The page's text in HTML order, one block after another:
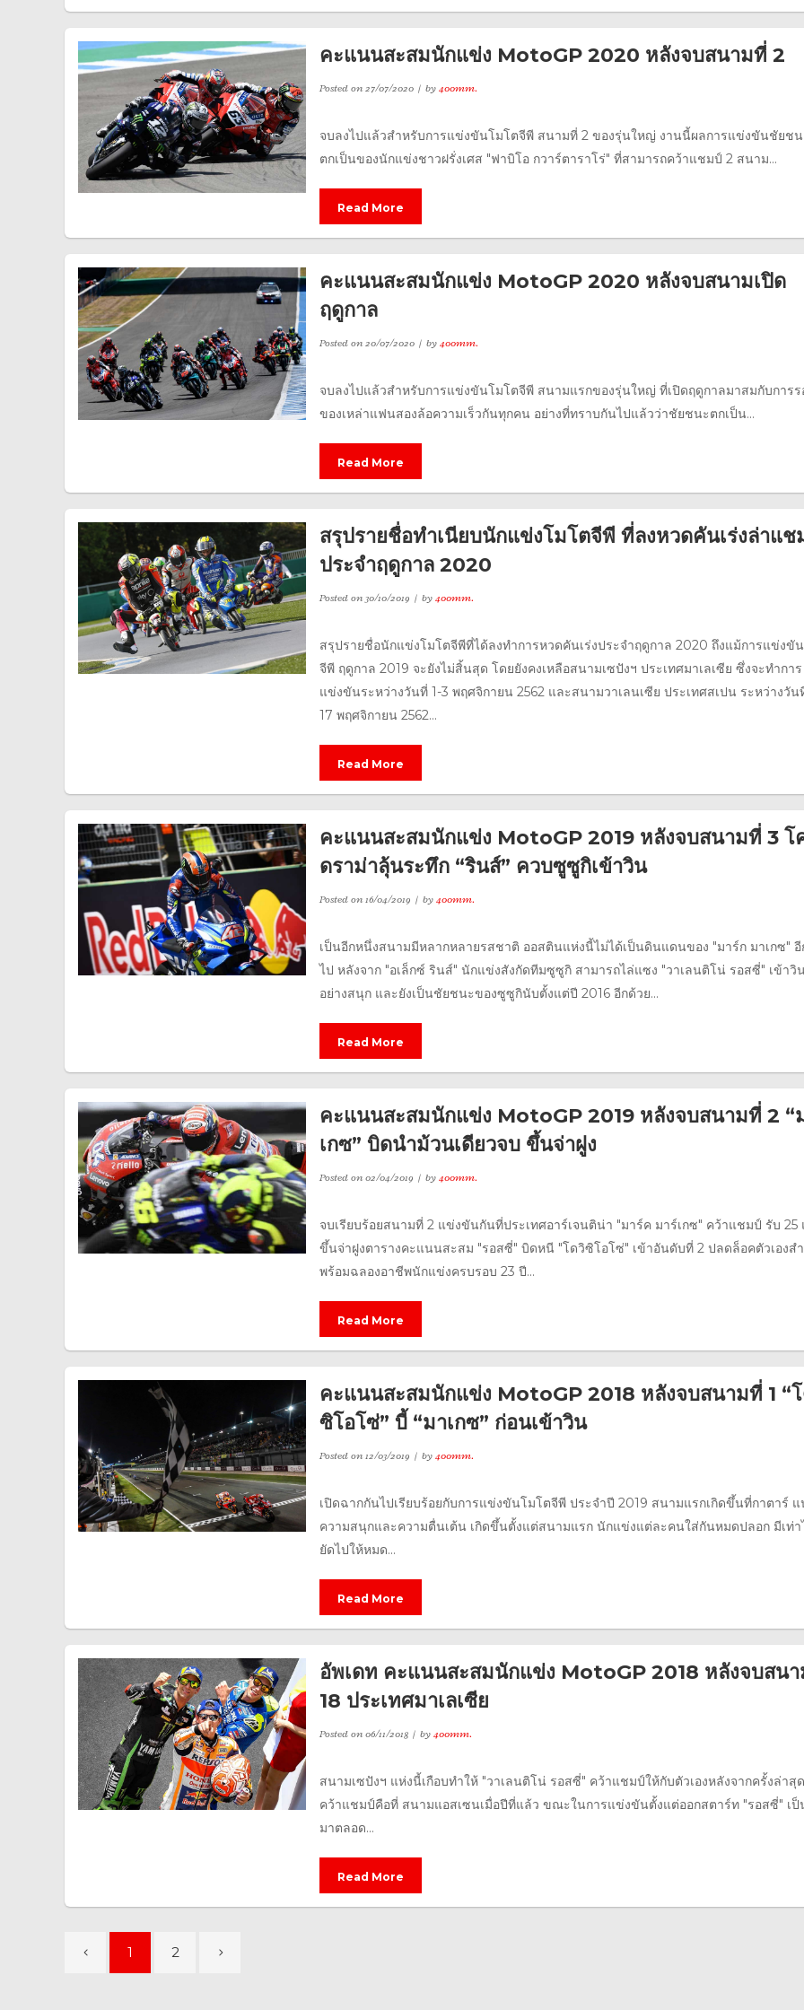
คะแนนสะสมนักแข่ง MotoGP 2020 หลังจบสนามที่ 2
Posted on27/07/2020 by400mm.
จบลงไปแล้วสำหรับการแข่งขันโมโตจีพี สนามที่ 2 ของรุ่นใหญ่ งานนี้ผลการแข่งขันชัยชน
ตกเป็นของนักแข่งชาวฝรั่งเศส "ฟาบิโอ กวาร์ตาราโร่" ที่สามารถคว้าแชมป์ 2 สนาม...
Read More
คะแนนสะสมนักแข่ง MotoGP 2020 หลังจบสนามเปิด
ฤดูกาล
Posted on20/07/2020 by400mm.
จบลงไปแล้วสำหรับการแข่งขันโมโตจีพี สนามแรกของรุ่นใหญ่ ที่เปิดฤดูกาลมาสมกับการร
ของเหล่าแฟนสองล้อความเร็วกันทุกคน อย่างที่ทราบกันไปแล้วว่าชัยชนะตกเป็น...
Read More
สรุปรายชื่อทำเนียบนักแข่งโมโตจีพี ที่ลงหวดคันเร่งล่าแช
ประจำฤดูกาล 2020
Posted on30/10/2019 by400mm.
สรุปรายชื่อนักแข่งโมโตจีพีที่ได้ลงทำการหวดคันเร่งประจำฤดูกาล 2020 ถึงแม้การแข่งขั
จีพี ฤดูกาล 2019 จะยังไม่สิ้นสุด โดยยังคงเหลือสนามเซปังฯ ประเทศมาเลเซีย ซึ่งจะทำการ
แข่งขันระหว่างวันที่ 1-3 พฤศจิกายน 2562 และสนามวาเลนเซีย ประเทศสเปน ระหว่างวัน
17 พฤศจิกายน 2562...
Read More
คะแนนสะสมนักแข่ง MotoGP 2019 หลังจบสนามที่ 3 โ
ดราม่าลุ้นระทึก “รินส์” ควบซูซูกิเข้าวิน
Posted on16/04/2019 by400mm.
เป็นอีกหนึ่งสนามมีหลากหลายรสชาติ ออสตินแห่งนี้ไม่ได้เป็นดินแดนของ "มาร์ก มาเกซ" อี
ไป หลังจาก "อเล็กซ์ รินส์" นักแข่งสังกัดทีมซูซูกิ สามารถไล่แซง "วาเลนติโน่ รอสซี่" เข้าวิ
อย่างสนุก และยังเป็นชัยชนะของซูซูกินับตั้งแต่ปี 2016 อีกด้วย...
Read More
คะแนนสะสมนักแข่ง MotoGP 2019 หลังจบสนามที่ 2 “
เกซ” บิดนำม้วนเดียวจบ ขึ้นจ่าฝูง
Posted on02/04/2019 by400mm.
จบเรียบร้อยสนามที่ 2 แข่งขันกันที่ประเทศอาร์เจนติน่า "มาร์ค มาร์เกซ" คว้าแชมป์ รับ 25
ขึ้นจ่าฝูงตารางคะแนนสะสม "รอสซี่" บิดหนี "โดวิซิโอโซ่" เข้าอันดับที่ 2 ปลดล็อคตัวเองสำ
พร้อมฉลองอาชีพนักแข่งครบรอบ 23 ปี...
Read More
คะแนนสะสมนักแข่ง MotoGP 2018 หลังจบสนามที่ 1 “
ซิโอโซ่” บี้ “มาเกซ” ก่อนเข้าวิน
Posted on12/03/2019 by400mm.
เปิดฉากกันไปเรียบร้อยกับการแข่งขันโมโตจีพี ประจำปี 2019 สนามแรกเกิดขึ้นที่กาตาร์
ความสนุกและความตื่นเต้น เกิดขึ้นตั้งแต่สนามแรก นักแข่งแต่ละคนใส่กันหมดปลอก มีเท่า
ยัดไปให้หมด...
Read More
อัพเดท คะแนนสะสมนักแข่ง MotoGP 2018 หลังจบสน
18 ประเทศมาเลเซีย
Posted on06/11/2018 by400mm.
สนามเซปังฯ แห่งนี้เกือบทำให้ "วาเลนติโน่ รอสซี่" คว้าแชมป์ให้กับตัวเองหลังจากครั้งล่าสุ
คว้าแชมป์คือที่ สนามแอสเซนเมื่อปีที่แล้ว ขณะในการแข่งขันตั้งแต่ออกสตาร์ท "รอสซี่" เป็
มาตลอด...
Read More
1 2